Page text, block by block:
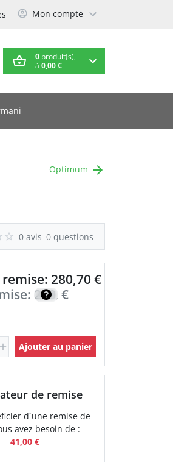
Mon compte
0produit(s),
à 0,00 €
Optimum
0 avis 0 questions
280,70 €
200,50
€
Ajouter au panier
de remise
d`une remise de
avez besoin de :
41,00 €